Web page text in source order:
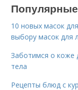
10 новых масок
выбору масок для
Заботимся о коже
тела
Рецепты блюд с